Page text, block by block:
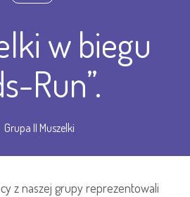
w biegu
Run”.
Grupa II Muszelki
z naszej grupy reprezentowali